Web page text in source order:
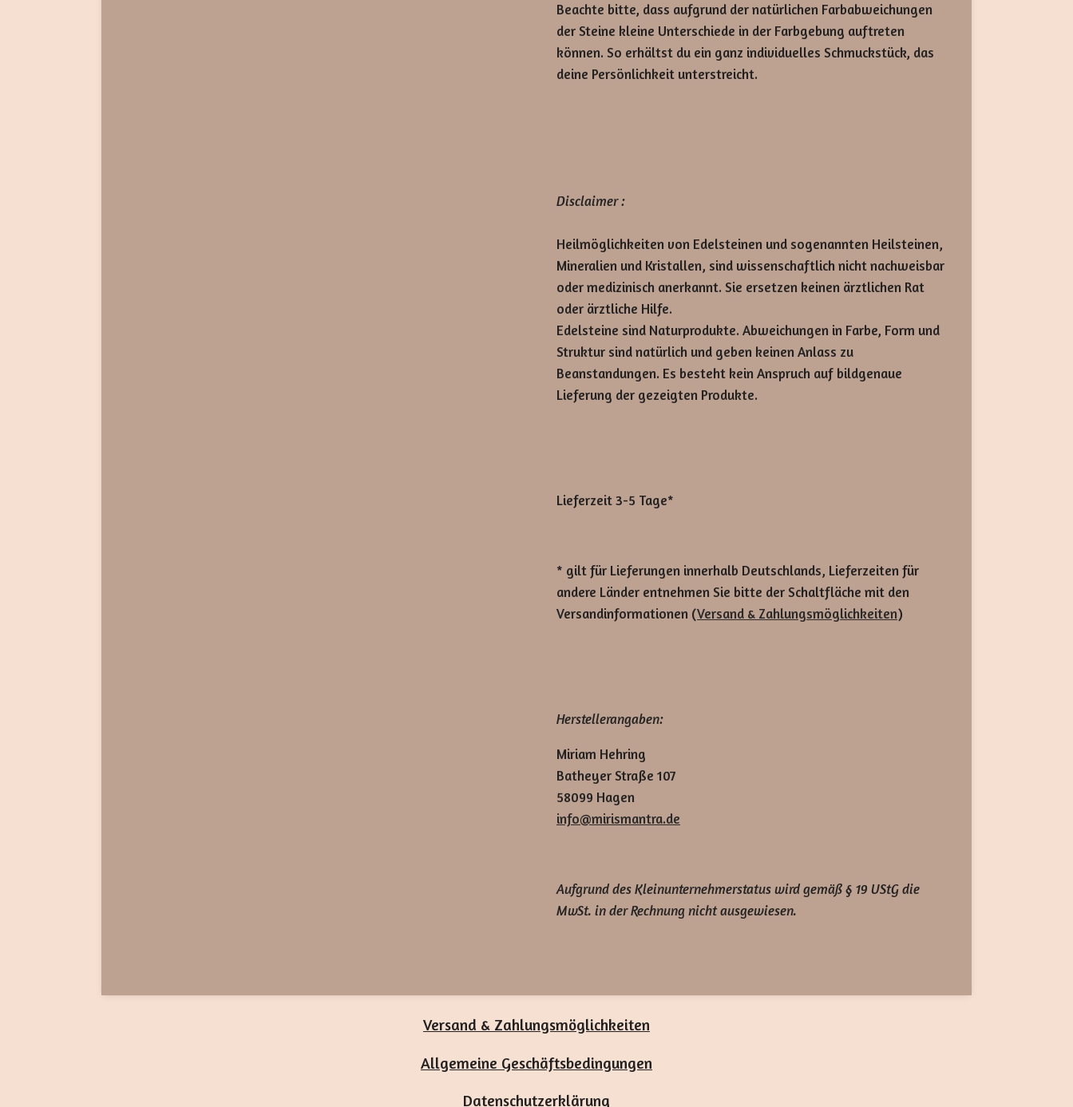
Beachte bitte, dass aufgrund der natürlichen Farbabweichungen
der Steine kleine Unterschiede in der Farbgebung auftreten
können. So erhältst du ein ganz individuelles Schmuckstück, das
deine Persönlichkeit unterstreicht.
Disclaimer :
Heilmöglichkeiten von Edelsteinen und sogenannten Heilsteinen,
Mineralien und Kristallen, sind wissenschaftlich nicht nachweisbar
oder medizinisch anerkannt. Sie ersetzen keinen ärztlichen Rat
oder ärztliche Hilfe.
Edelsteine sind Naturprodukte. Abweichungen in Farbe, Form und
Struktur sind natürlich und geben keinen Anlass zu
Beanstandungen. Es besteht kein Anspruch auf bildgenaue
Lieferung der gezeigten Produkte.
Lieferzeit 3-5 Tage*
* gilt für Lieferungen innerhalb Deutschlands, Lieferzeiten für
andere Länder entnehmen Sie bitte der Schaltfläche mit den
Versandinformationen (Versand & Zahlungsmöglichkeiten)
Herstellerangaben:
Miriam Hehring
Batheyer Straße 107
58099 Hagen
info@mirismantra.de
Aufgrund des Kleinunternehmerstatus wird gemäß § 19 UStG die
MwSt. in der Rechnung nicht ausgewiesen.
Versand & Zahlungsmöglichkeiten
Allgemeine Geschäftsbedingungen
Datenschutzerklärung